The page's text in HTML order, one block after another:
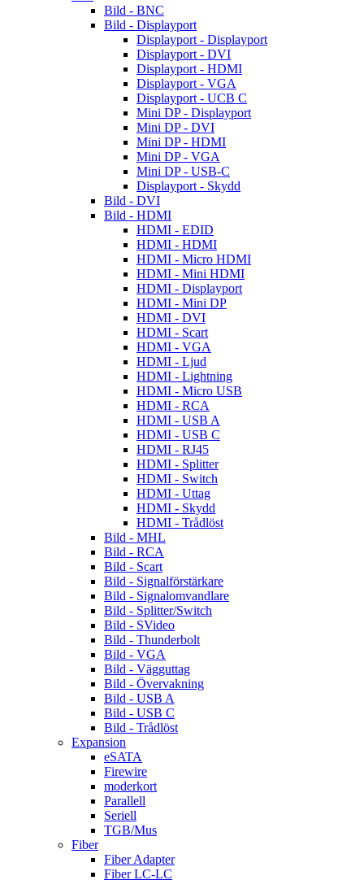
Bild - BNC
Bild - Displayport
Displayport - Displayport
Displayport - DVI
Displayport - HDMI
Displayport - VGA
Displayport - UCB C
Mini DP - Displayport
Mini DP - DVI
Mini DP - HDMI
Mini DP - VGA
Mini DP - USB-C
Displayport - Skydd
Bild - DVI
Bild - HDMI
HDMI - EDID
HDMI - HDMI
HDMI - Micro HDMI
HDMI - Mini HDMI
HDMI - Displayport
HDMI - Mini DP
HDMI - DVI
HDMI - Scart
HDMI - VGA
HDMI - Ljud
HDMI - Lightning
HDMI - Micro USB
HDMI - RCA
HDMI - USB A
HDMI - USB C
HDMI - RJ45
HDMI - Splitter
HDMI - Switch
HDMI - Uttag
HDMI - Skydd
HDMI - Trådlöst
Bild - MHL
Bild - RCA
Bild - Scart
Bild - Signalförstärkare
Bild - Signalomvandlare
Bild - Splitter/Switch
Bild - SVideo
Bild - Thunderbolt
Bild - VGA
Bild - Vägguttag
Bild - Övervakning
Bild - USB A
Bild - USB C
Bild - Trådlöst
Expansion
eSATA
Firewire
moderkort
Parallell
Seriell
TGB/Mus
Fiber
Fiber Adapter
Fiber LC-LC